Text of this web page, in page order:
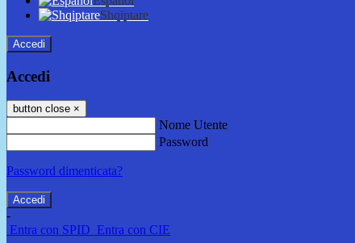
Shqiptare
Accedi
Accedi
button close ×
Nome Utente
Password
Password dimenticata?
-
Entra con SPID Entra con CIE